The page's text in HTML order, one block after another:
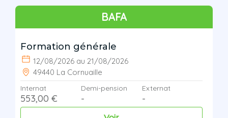
BAFA
Formation générale
12/08/2026 au 21/08/2026
49440 La Cornuaille
Internat
553,00 €
Demi-pension
-
Externat
-